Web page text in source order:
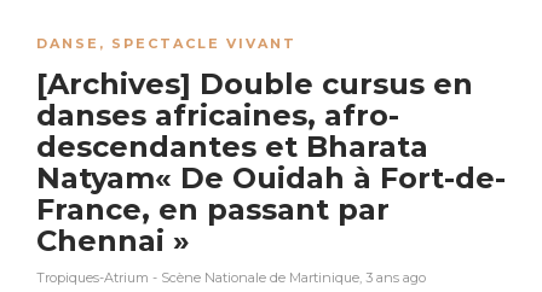
DANSE , SPECTACLE VIVANT
[Archives] Double cursus en
danses africaines, afro-
descendantes et Bharata
Natyam« De Ouidah à Fort-de-
France, en passant par
Chennai »
Tropiques-Atrium - Scène Nationale de Martinique, 3 ans ago